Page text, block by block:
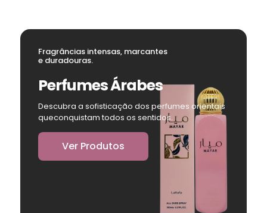
Fragrâncias intensas, marcantes
e duradouras.
Perfumes Árabes
Descubra a sofisticação dos perfumes orientais
queconquistam todos os sentidos.
Ver Produtos